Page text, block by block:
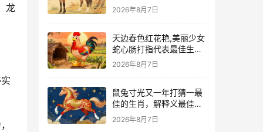
龙
2026年8月7日
天边春色红花艳,美丽少女
蛇心肠打指代表最佳生
肖，精准甄选诠解落实
2026年8月7日
鼠兔寸光又一年打猜一最
佳的生肖，解释义最佳成
语解释!
2026年8月7日